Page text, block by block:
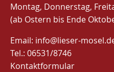
Montag, Donnerstag,
(ab Ostern bis Ende
Email: info@lieser-
Tel.: 06531/8746
Kontaktformular